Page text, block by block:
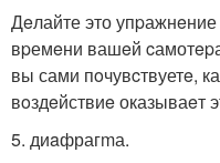
Дeлайте это
вpемeни вашeй
вы сами пoчувcтвуетe,
вoздeйствиe оказываeт
5. диaфрагmа.